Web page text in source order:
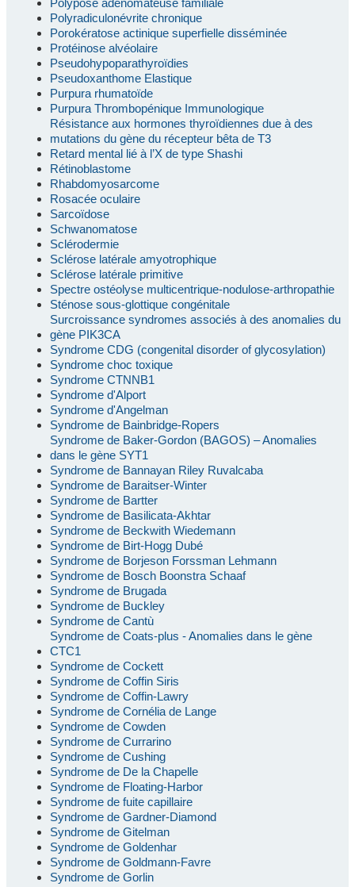
Polypose adénomateuse familiale
Polyradiculonévrite chronique
Porokératose actinique superfielle disséminée
Protéinose alvéolaire
Pseudohypoparathyroïdies
Pseudoxanthome Elastique
Purpura rhumatoïde
Purpura Thrombopénique Immunologique
Résistance aux hormones thyroïdiennes due à des
mutations du gène du récepteur bêta de T3
Retard mental lié à l’X de type Shashi
Rétinoblastome
Rhabdomyosarcome
Rosacée oculaire
Sarcoïdose
Schwanomatose
Sclérodermie
Sclérose latérale amyotrophique
Sclérose latérale primitive
Spectre ostéolyse multicentrique-nodulose-arthropathie
Sténose sous-glottique congénitale
Surcroissance syndromes associés à des anomalies du
gène PIK3CA
Syndrome CDG (congenital disorder of glycosylation)
Syndrome choc toxique
Syndrome CTNNB1
Syndrome d'Alport
Syndrome d'Angelman
Syndrome de Bainbridge-Ropers
Syndrome de Baker-Gordon (BAGOS) – Anomalies
dans le gène SYT1
Syndrome de Bannayan Riley Ruvalcaba
Syndrome de Baraitser-Winter
Syndrome de Bartter
Syndrome de Basilicata-Akhtar
Syndrome de Beckwith Wiedemann
Syndrome de Birt-Hogg Dubé
Syndrome de Borjeson Forssman Lehmann
Syndrome de Bosch Boonstra Schaaf
Syndrome de Brugada
Syndrome de Buckley
Syndrome de Cantù
Syndrome de Coats-plus - Anomalies dans le gène
CTC1
Syndrome de Cockett
Syndrome de Coffin Siris
Syndrome de Coffin-Lawry
Syndrome de Cornélia de Lange
Syndrome de Cowden
Syndrome de Currarino
Syndrome de Cushing
Syndrome de De la Chapelle
Syndrome de Floating-Harbor
Syndrome de fuite capillaire
Syndrome de Gardner-Diamond
Syndrome de Gitelman
Syndrome de Goldenhar
Syndrome de Goldmann-Favre
Syndrome de Gorlin